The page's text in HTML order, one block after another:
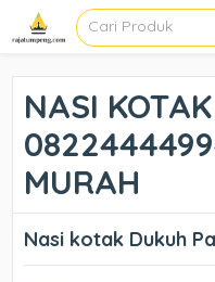
NASI
MURAH
Nasi kotak Dukuh